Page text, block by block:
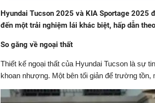
Hyundai Tucson 2025 và KIA Sportage 2025
đến một trải nghiệm lái khác biệt, hấp dẫn
So găng về ngoại thất
Thiết kế ngoại thất của Hyundai Tucson là sự
khoan nhượng. Một bên tối giản để trường tồn,